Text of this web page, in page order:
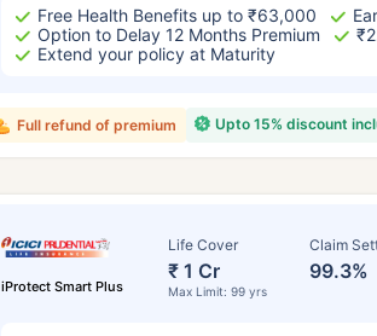
Free Health Benefits up to ₹63,000
Option to Delay 12 Months Premium
Extend your policy at Maturity
Upto 15% discount
Full refund of premium
iProtect Smart Plus
Life Cover
₹ 1 Cr
Max Limit: 99 yrs
Claim
99.3%
*৪৩৪/মাস হল ১ কোটির টার্ম লাইফ ইন্স্যুরেন্সের
কোনো রোগ নেই এমন ব্যক্তির জন্য, ৪৬ বছর বয়স